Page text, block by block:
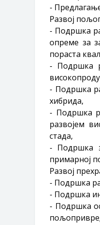
-
Развој
- Подршка
опреме за
пораста
- Подршка
- Подршка
хибрида,
- Подршка
развојем
стада,
- Подршка
примарној
Развој
- Подршка
- Подршка
- Подршка